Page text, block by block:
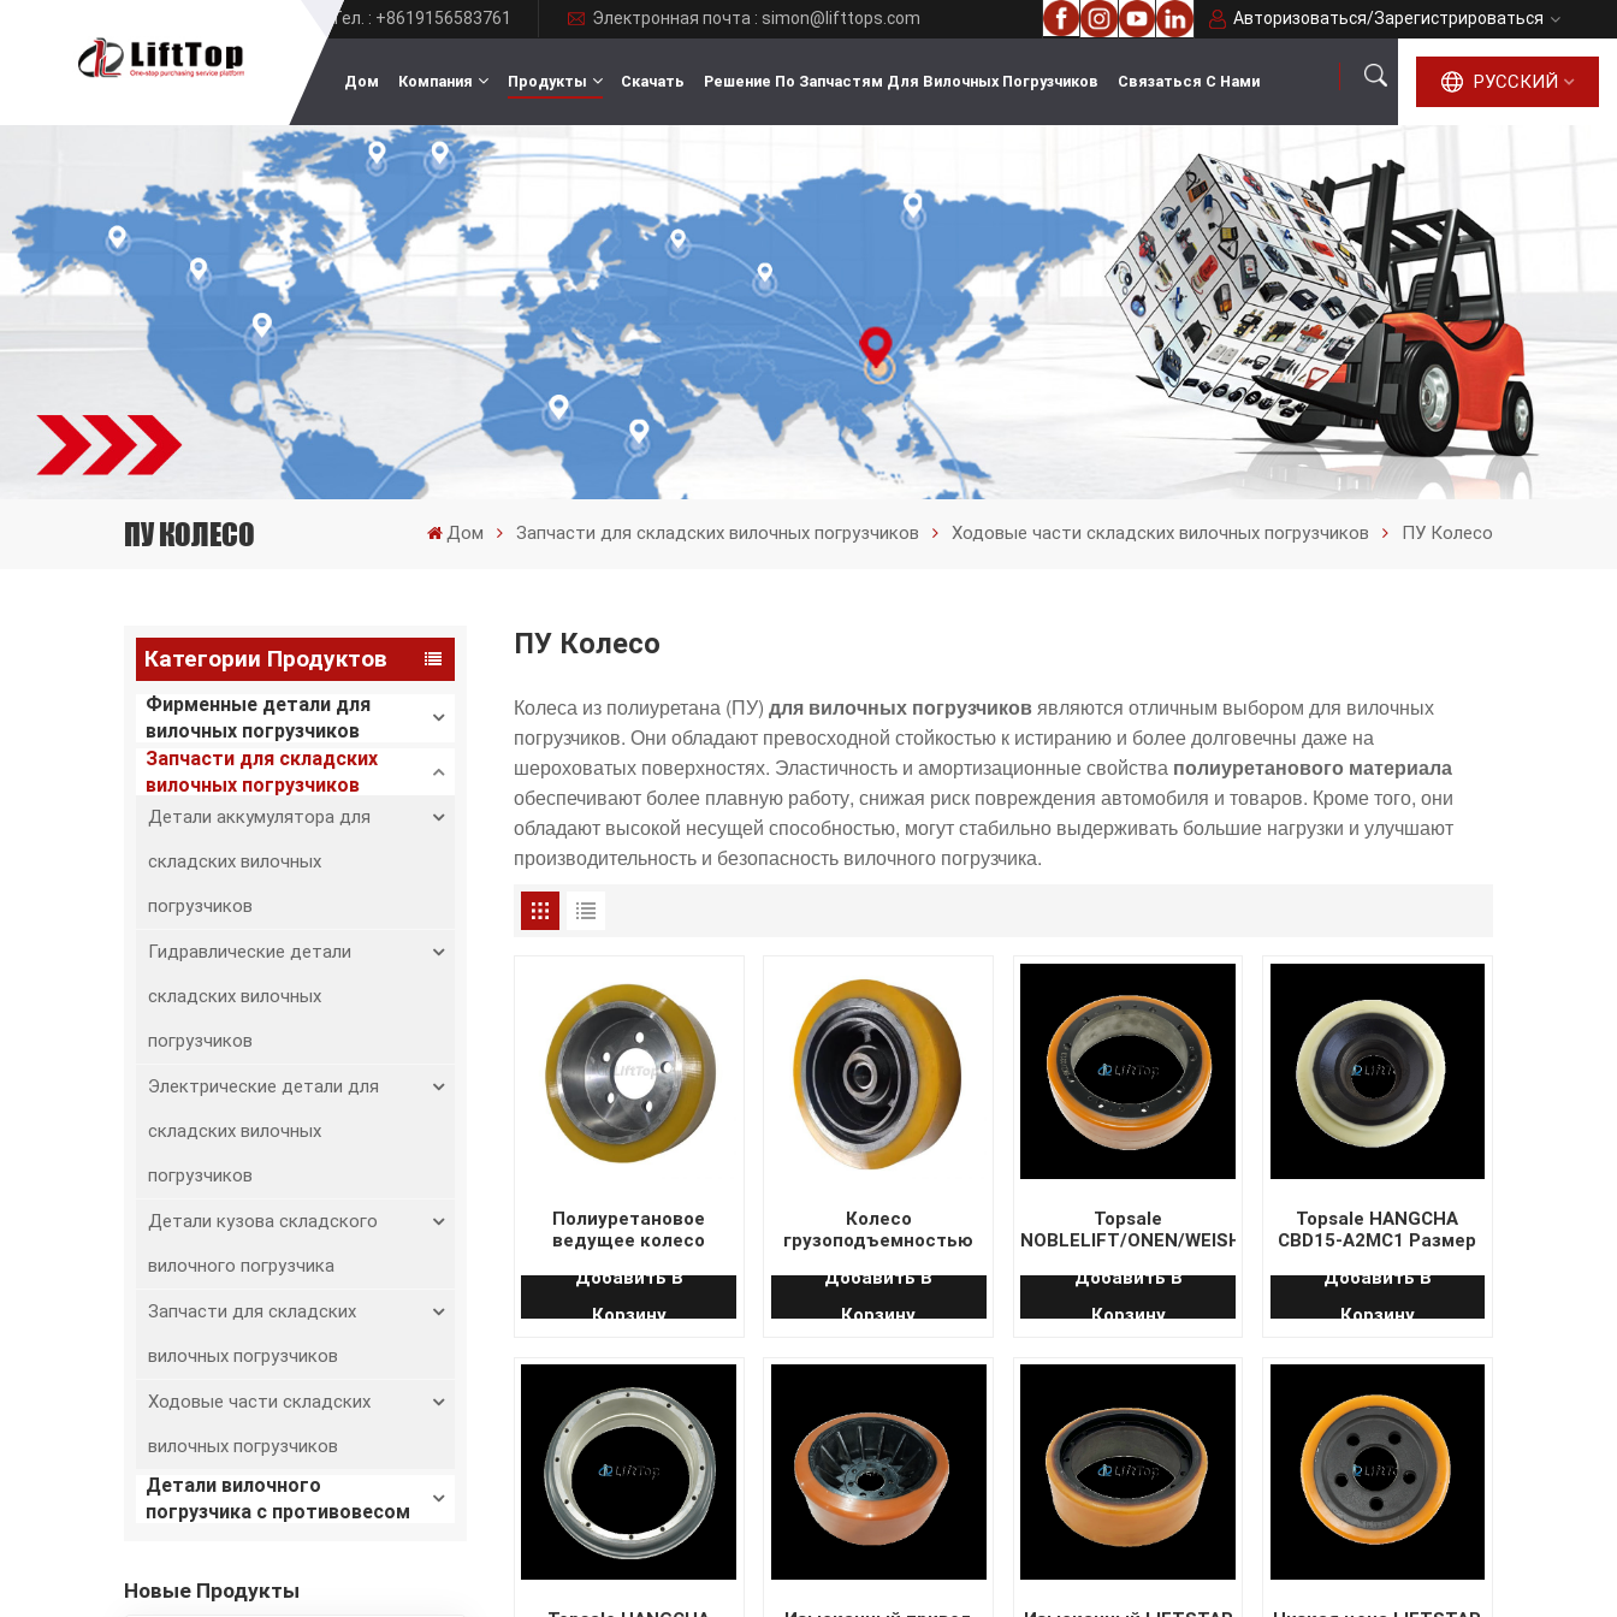
Тел. : +8619156583761 Электронная почта : simon@lifttops.com Авторизоваться/Зарегистрироваться
Дом Компания Продукты Скачать Решение По Запчастям Для Вилочных Погрузчиков Связаться С Нами РУССКИЙ
русский
English
français
español
português
العربية
ПУ КОЛЕСО Дом Запчасти для складских вилочных погрузчиков Ходовые части складских вилочных погрузчиков ПУ Колесо
Категории Продуктов
Фирменные детали для
вилочных погрузчиков
Запчасти для складских
вилочных погрузчиков
Детали аккумулятора для
складских вилочных
погрузчиков
Гидравлические детали
складских вилочных
погрузчиков
Электрические детали для
складских вилочных
погрузчиков
Детали кузова складского
вилочного погрузчика
Запчасти для складских
вилочных погрузчиков
Ходовые части складских
вилочных погрузчиков
Детали вилочного
погрузчика с противовесом
Новые Продукты
ПУ Колесо
Колеса из полиуретана (ПУ)для вилочных погрузчиковявляются отличным выбором для вилочных
погрузчиков. Они обладают превосходной стойкостью к истиранию и более долговечны даже на
шероховатых поверхностях. Эластичность и амортизационные свойства полиуретанового материала
обеспечивают более плавную работу, снижая риск повреждения автомобиля и товаров. Кроме того, они
обладают высокой несущей способностью, могут стабильно выдерживать большие нагрузки и улучшают
производительность и безопасность вилочного погрузчика.
Полиуретановое
ведущее колесо
отверстиями для
электрических
Добавить В
Корзину
Колесо
грузоподъемностью
R20HD R25 STILL FM-X
20 (запасное колесо)
Добавить В
Корзину
Topsale
NOBLELIFT/ONEN/WEISHIHAI
колеса 250*80*175
Добавить В
Корзину
Topsale HANGCHA
CBD15-A2MC1 Размер
70*40
Добавить В
Корзину